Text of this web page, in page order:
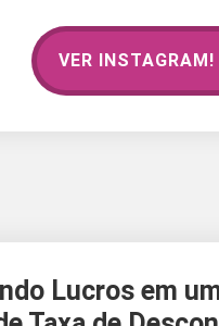
VER INSTAGRAM!
Lucros em